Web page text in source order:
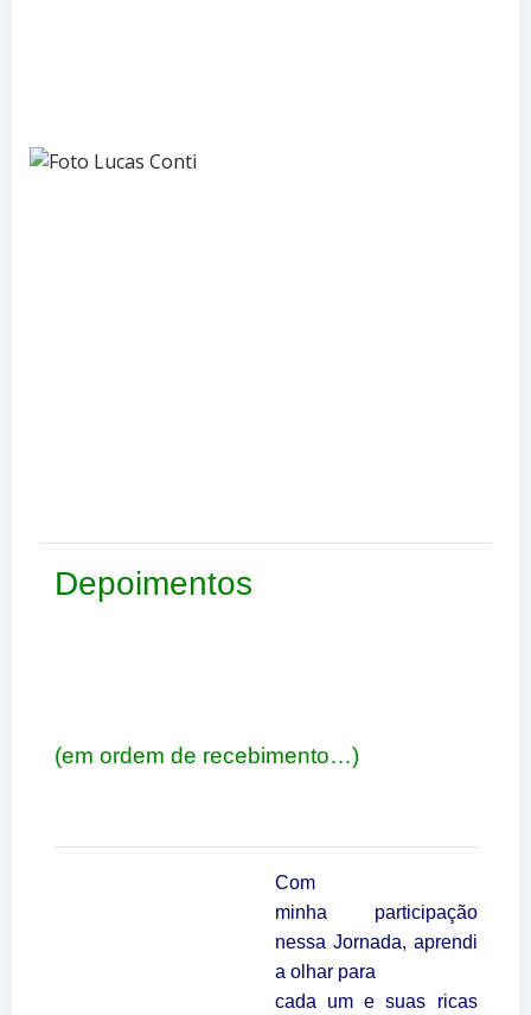
Depoimentos
(em ordem de recebimento…)
Com
minha participação
nessa Jornada, aprendi
a olhar para
cada um e suas ricas